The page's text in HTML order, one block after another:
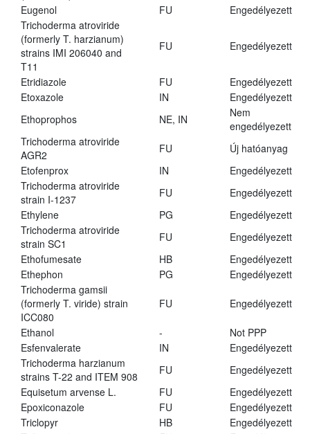
Eugenol
FU
Engedélyezett
Trichoderma atroviride
(formerly T. harzianum)
strains IMI 206040 and
T11
FU Engedélyezett
Etridiazole FU
Engedélyezett
Etoxazole
IN
Engedélyezett
Ethoprophos
NE, IN
Nem
engedélyezett
Trichoderma atroviride
AGR2
FU
Új hatóanyag
Etofenprox
IN
Engedélyezett
Trichoderma atroviride
strain I-1237
FU
Engedélyezett
Ethylene
PG
Engedélyezett
Trichoderma atroviride
strain SC1
FU
Engedélyezett
Ethofumesate
HB
Engedélyezett
Ethephon
PG
Engedélyezett
Trichoderma gamsii
(formerly T. viride) strain
ICC080
FU Engedélyezett
Ethanol -
Not PPP
Esfenvalerate
IN
Engedélyezett
Trichoderma harzianum
strains T-22 and ITEM 908
FU
Engedélyezett
Equisetum arvense L.
FU
Engedélyezett
Epoxiconazole
FU
Engedélyezett
Triclopyr
HB
Engedélyezett